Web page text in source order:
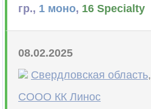
гр., 1 моно, 16 Specialty
08.02.2025
Свердловская область,
СООО КК Линос